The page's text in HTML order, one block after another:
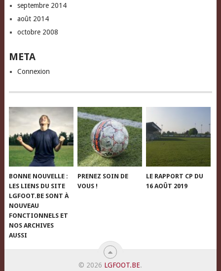
septembre 2014
août 2014
octobre 2008
META
Connexion
BONNE NOUVELLE :
LES LIENS DU SITE
LGFOOT.BE SONT À
NOUVEAU
FONCTIONNELS ET
NOS ARCHIVES
AUSSI
PRENEZ SOIN DE
VOUS !
LE RAPPORT CP DU
16 AOÛT 2019
© 2026 LGFOOT.BE.